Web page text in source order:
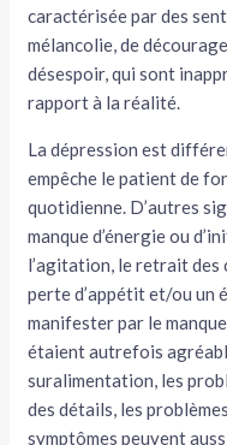
caractérisée par des
mélancolie, de
désespoir, qui sont
rapport à la réalité.
La dépression est
empêche le patient de
quotidienne. D’autres
manque d’énergie ou
l’agitation, le retrait des
perte d’appétit et/ou un
manifester par le
étaient autrefois
suralimentation, les
des détails, les
symptômes peuvent